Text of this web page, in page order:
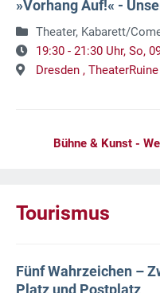
»Vorhang Auf!« -
Theater, Kabarett/
19:30 - 21:30 Uhr, So,
Dresden ,
Bühne & Kunst -
Tourismus
Fünf Wahrzeichen –
Platz und Postplatz